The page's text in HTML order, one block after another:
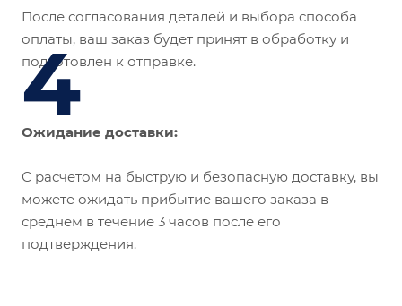
После согласования деталей и выбора способа
оплаты, ваш заказ будет принят в обработку и
подготовлен к отправке.
4
Ожидание доставки:
С расчетом на быструю и безопасную доставку, вы
можете ожидать прибытие вашего заказа в
среднем в течение 3 часов после его
подтверждения.